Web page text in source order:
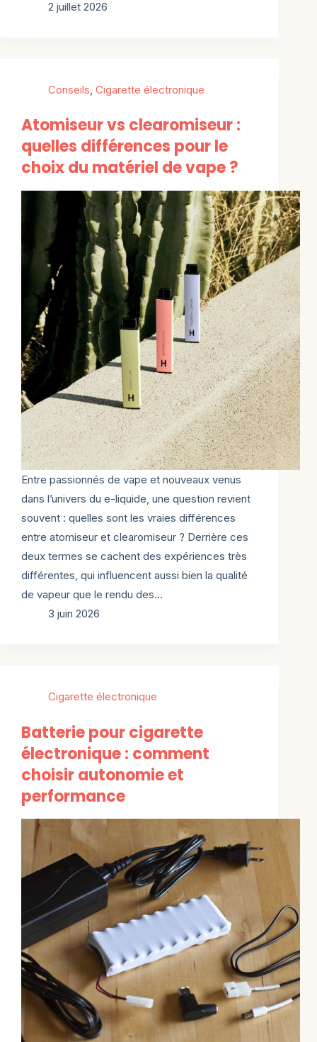
2 juillet 2026
Conseils, Cigarette électronique
Atomiseur vs clearomiseur :
quelles différences pour le
choix du matériel de vape ?
Entre passionnés de vape et nouveaux venus
dans l’univers du e-liquide, une question revient
souvent : quelles sont les vraies différences
entre atomiseur et clearomiseur ? Derrière ces
deux termes se cachent des expériences très
différentes, qui influencent aussi bien la qualité
de vapeur que le rendu des…
3 juin 2026
Cigarette électronique
Batterie pour cigarette
électronique : comment
choisir autonomie et
performance